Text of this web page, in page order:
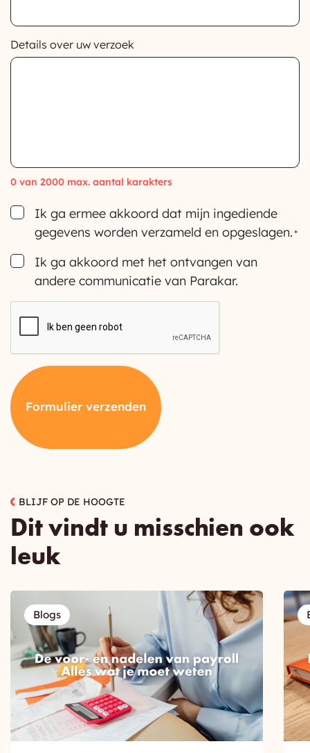
Details over uw verzoek
0 van 2000 max. aantal karakters
ConsentIk ga ermee akkoord dat mijn ingediende
gegevens worden verzameld en opgeslagen.*
ConsentIk ga akkoord met het ontvangen van
andere communicatie van Parakar.
CAPTCHA
Formulier verzenden
BLIJF OP DE HOOGTE
Dit vindt u misschien ook
leuk
Blogs